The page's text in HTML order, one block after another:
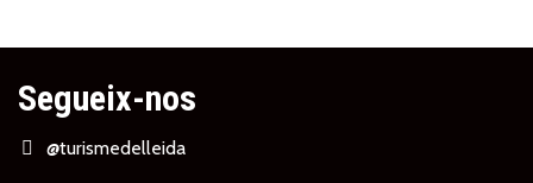
Segueix-nos
@turismedelleida